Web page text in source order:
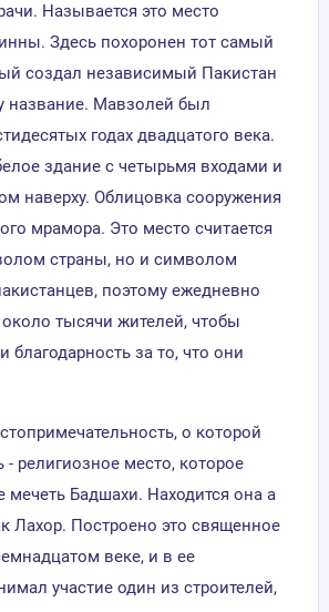
Называется это место
Здесь похоронен тот самый
создал независимый Пакистан
название. Мавзолей был
годах двадцатого века.
здание с четырьмя входами и
наверху. Облицовка сооружения
мрамора. Это место считается
страны, но и символом
поэтому ежедневно
тысячи жителей, чтобы
благодарность за то, что они
о которой
- религиозное место, которое
мечеть Бадшахи. Находится она а
Лахор. Построено это священное
веке, и в ее
участие один из строителей,